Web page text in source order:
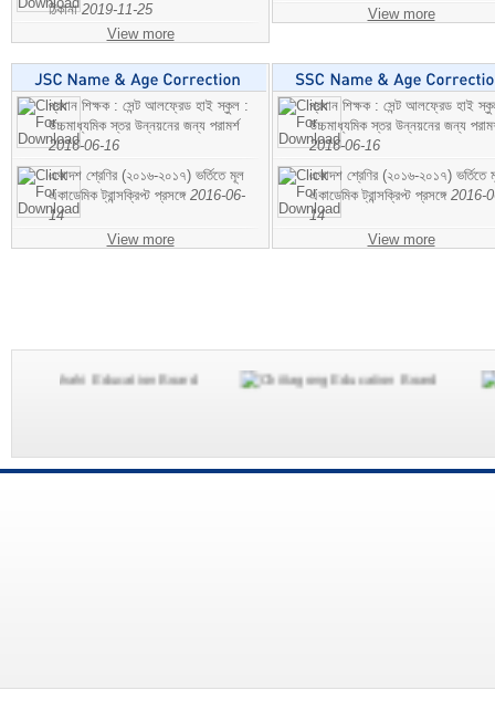
ঠিকানা2019-11-25
View more
View more
প্রধান শিক্ষক : সেন্ট আলফ্রেড হাই স্কুল :
উচ্চমাধ্যমিক স্তর উন্নয়নের জন্য পরামর্শ
2016-06-16
একাদশ শ্রেণির (২০১৬-২০১৭) ভর্তিতে মূল
একাডেমিক ট্রান্সক্রিপ্ট প্রসঙ্গে 2016-06-
14
View more
প্রধান শিক্ষক : সেন্ট আলফ্রেড হাই
উচ্চমাধ্যমিক স্তর উন্নয়নের জন্য
2016-06-16
একাদশ শ্রেণির (২০১৬-২০১৭) ভর্তিতে
একাডেমিক ট্রান্সক্রিপ্ট প্রসঙ্গে 2016-
14
View more